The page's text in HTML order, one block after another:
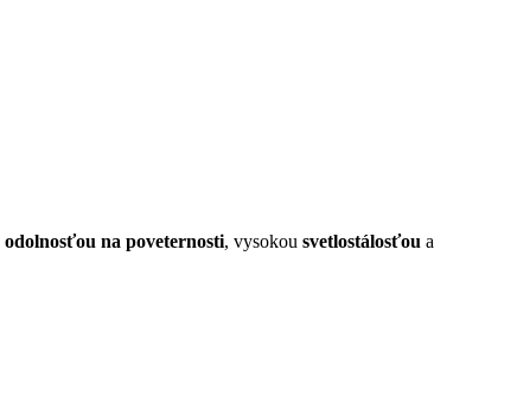
odolnosťou na poveternosti, vysokou svetlostálosťou a